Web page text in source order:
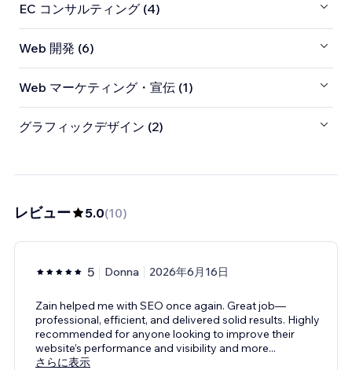
EC コンサルティング (4)
Web 開発 (6)
Web マーケティング・宣伝 (1)
グラフィックデザイン (2)
レビュー 5.0(10)
5 Donna 2026年6月16日
Zain helped me with SEO once again. Great job—
professional, efficient, and delivered solid results. Highly
recommended for anyone looking to improve their
website’s performance and visibility and more...
さらに表示